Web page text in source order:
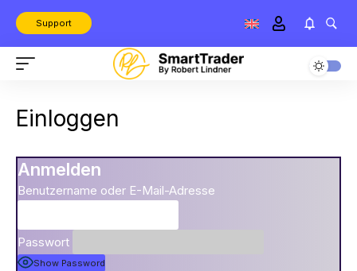
Support
Einloggen
Anmelden
Benutzername oder E-Mail-Adresse
Passwort
Show Password